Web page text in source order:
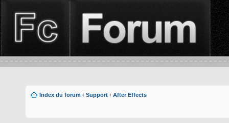
Index du forum ‹ Support ‹ After Effects